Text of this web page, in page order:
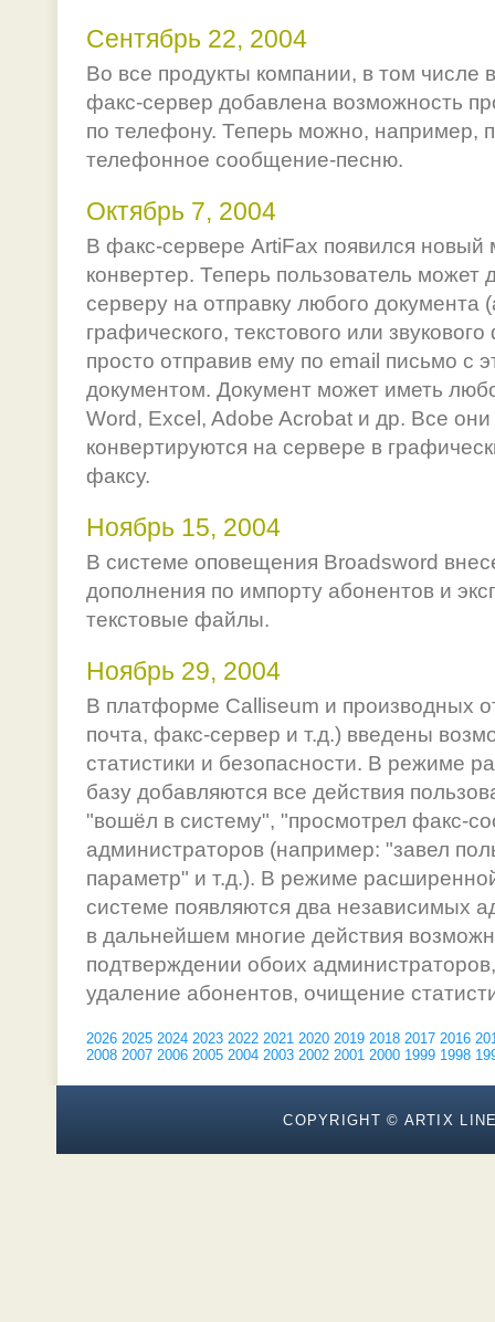
Сентябрь 22, 2004
Во все продукты компании, в том числе
факс-сервер добавлена возможность
по телефону. Теперь можно, например,
телефонное сообщение-песню.
Октябрь 7, 2004
В факс-сервере ArtiFax появился новый
конвертер. Теперь пользователь может
серверу на отправку любого документа
графического, текстового или
просто отправив ему по email письмо с
документом. Документ может иметь
Word, Excel, Adobe Acrobat и др. Все они
конвертируются на сервере в
факсу.
Ноябрь 15, 2004
В системе оповещения Broadsword
дополнения по импорту абонентов и
текстовые файлы.
Ноябрь 29, 2004
В платформе Calliseum и производных
почта, факс-сервер и т.д.) введены
статистики и безопасности. В режиме
базу добавляются все действия
"вошёл в систему", "просмотрел факс-
администраторов (например: "завел
параметр" и т.д.). В режиме
системе появляются два независимых
в дальнейшем многие действия
подтверждении обоих
удаление абонентов, очищение
2026 2025 2024 2023 2022 2021 2020 2019 2018 2017 2016
2008 2007 2006 2005 2004 2003 2002 2001 2000 1999 1998
COPYRIGHT © ARTIX